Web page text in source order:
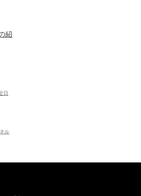
紹
日
ル
君 釣船 幸盛丸 安乗漁港